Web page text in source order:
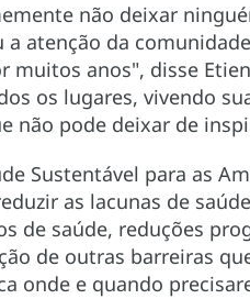
não deixar
atenção da
muitos anos", disse
os lugares, vivendo
não pode deixar de
Sustentável para as
as lacunas de
de saúde, reduções
de outras barreiras
onde e quando